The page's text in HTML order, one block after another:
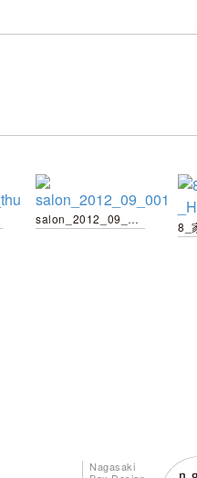
salon_2012_09_001
Nagasaki